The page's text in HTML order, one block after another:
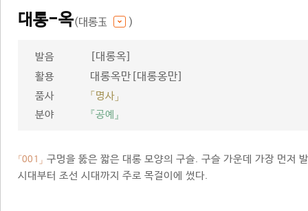
대롱-옥(대롱玉 )
발음 [대롱옥]
활용 대롱옥만[대롱옹만]
품사
「명사」
분야
『공예』
「001」 구멍을 뚫은 짧은 대롱 모양의 구슬. 구슬 가운데 가장 먼저
시대부터 조선 시대까지 주로 목걸이에 썼다.